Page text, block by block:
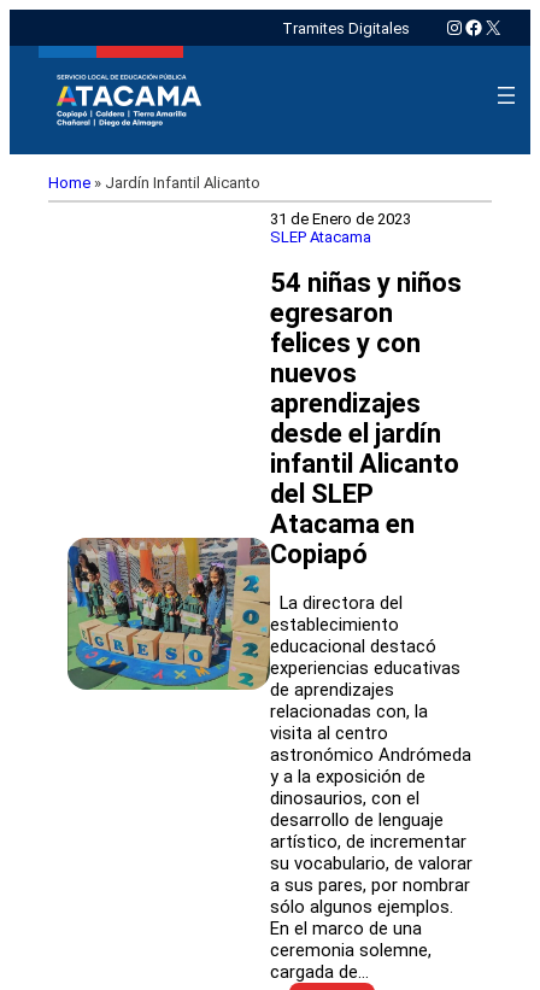
Tramites Digitales Instagram
X
Home » Jardín Infantil Alicanto
31 de Enero de 2023
SLEP Atacama
54 niñas y niños
egresaron
felices y con
nuevos
aprendizajes
desde el jardín
infantil Alicanto
del SLEP
Atacama en
Copiapó
La directora del
establecimiento
educacional destacó
experiencias educativas
de aprendizajes
relacionadas con, la
visita al centro
astronómico Andrómeda
y a la exposición de
dinosaurios, con el
desarrollo de lenguaje
artístico, de incrementar
su vocabulario, de valorar
a sus pares, por nombrar
sólo algunos ejemplos.
En el marco de una
ceremonia solemne,
cargada de…